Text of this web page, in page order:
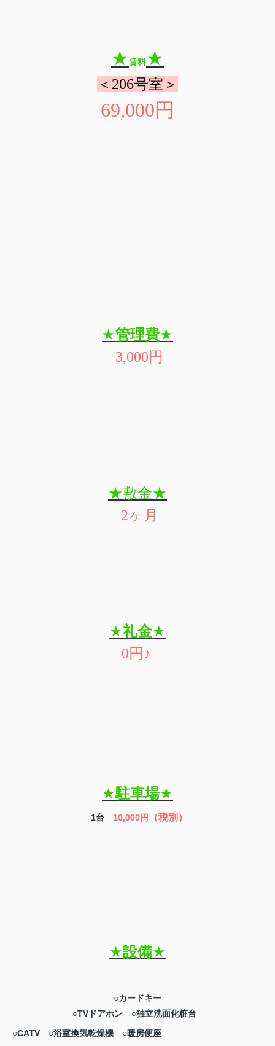
★賃料★
＜206号室＞
69,000円
★管理費★
3,000円
★敷金★
2ヶ月
★礼金★
0円 ♪
★駐車場★
1台 10,000円 （税別）
★設備★
○カードキー
○TVドアホン ○独立洗面化粧台
○CATV ○浴室換気乾燥機 ○暖房便座